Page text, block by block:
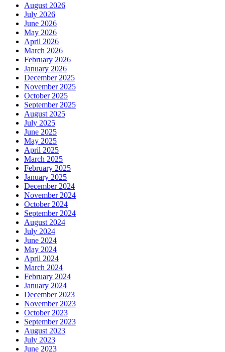
August 2026
July 2026
June 2026
May 2026
April 2026
March 2026
February 2026
January 2026
December 2025
November 2025
October 2025
September 2025
August 2025
July 2025
June 2025
May 2025
April 2025
March 2025
February 2025
January 2025
December 2024
November 2024
October 2024
September 2024
August 2024
July 2024
June 2024
May 2024
April 2024
March 2024
February 2024
January 2024
December 2023
November 2023
October 2023
September 2023
August 2023
July 2023
June 2023